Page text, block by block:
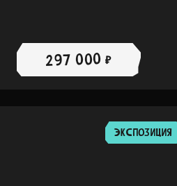
297 000 ₽
ЭКСПОЗИЦИЯ